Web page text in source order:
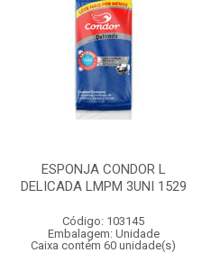
ESPONJA CONDOR L
DELICADA LMPM 3UNI 1529
Código: 103145
Embalagem: Unidade
Caixa contém 60 unidade(s)